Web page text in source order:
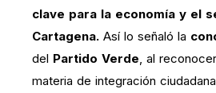
clave para la economía y el
Cartagena. Así lo señaló la
del Partido Verde, al
materia de integración